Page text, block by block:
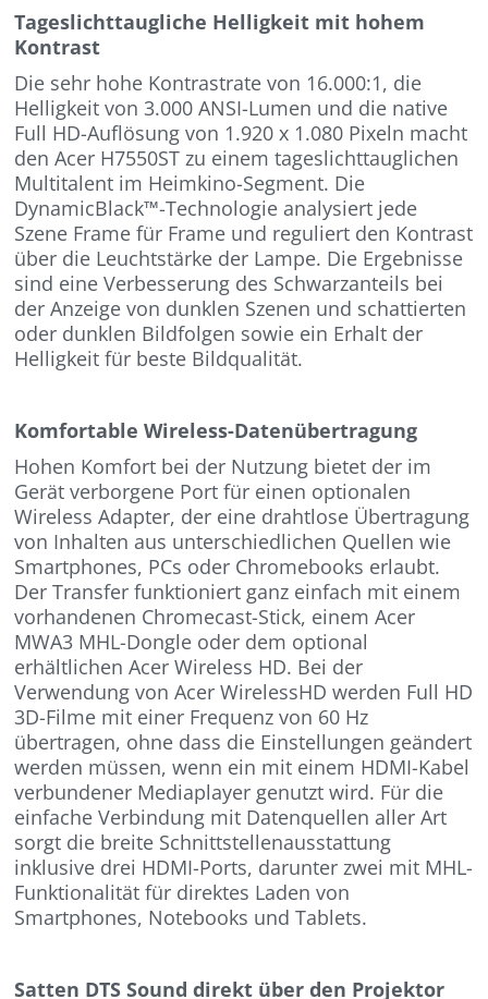
Tageslichttaugliche Helligkeit mit hohem
Kontrast
Die sehr hohe Kontrastrate von 16.000:1, die
Helligkeit von 3.000 ANSI-Lumen und die native
Full HD-Auflösung von 1.920 x 1.080 Pixeln macht
den Acer H7550ST zu einem tageslichttauglichen
Multitalent im Heimkino-Segment. Die
DynamicBlack™-Technologie analysiert jede
Szene Frame für Frame und reguliert den Kontrast
über die Leuchtstärke der Lampe. Die Ergebnisse
sind eine Verbesserung des Schwarzanteils bei
der Anzeige von dunklen Szenen und schattierten
oder dunklen Bildfolgen sowie ein Erhalt der
Helligkeit für beste Bildqualität.
Komfortable Wireless-Datenübertragung
Hohen Komfort bei der Nutzung bietet der im
Gerät verborgene Port für einen optionalen
Wireless Adapter, der eine drahtlose Übertragung
von Inhalten aus unterschiedlichen Quellen wie
Smartphones, PCs oder Chromebooks erlaubt.
Der Transfer funktioniert ganz einfach mit einem
vorhandenen Chromecast-Stick, einem Acer
MWA3 MHL-Dongle oder dem optional
erhältlichen Acer Wireless HD. Bei der
Verwendung von Acer WirelessHD werden Full HD
3D-Filme mit einer Frequenz von 60 Hz
übertragen, ohne dass die Einstellungen geändert
werden müssen, wenn ein mit einem HDMI-Kabel
verbundener Mediaplayer genutzt wird. Für die
einfache Verbindung mit Datenquellen aller Art
sorgt die breite Schnittstellenausstattung
inklusive drei HDMI-Ports, darunter zwei mit MHL-
Funktionalität für direktes Laden von
Smartphones, Notebooks und Tablets.
Satten DTS Sound direkt über den Projektor